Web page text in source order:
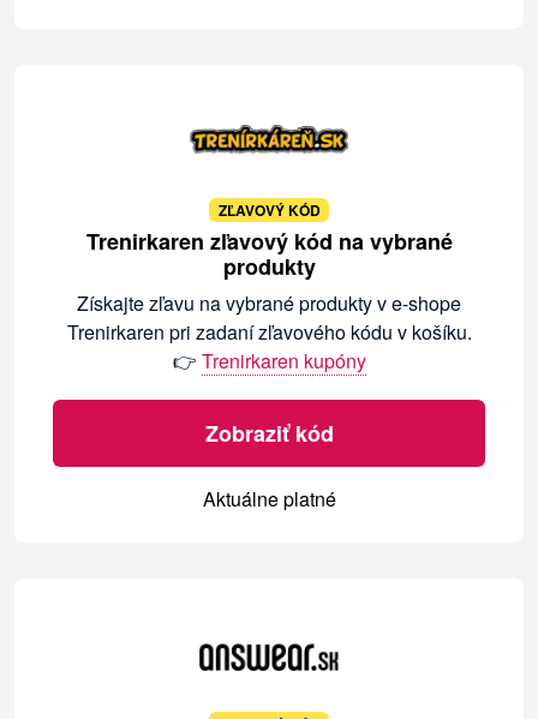
ZĽAVOVÝ KÓD
Trenirkaren zľavový kód na vybrané
produkty
Získajte zľavu na vybrané produkty v e-shope
Trenirkaren pri zadaní zľavového kódu v košíku.
👉 Trenirkaren kupóny
Zobraziť kód
Aktuálne platné